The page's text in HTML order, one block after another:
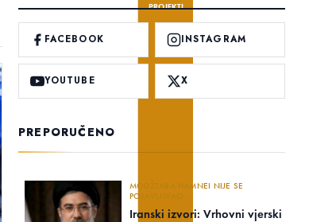
PROJEKTI
FACEBOOK INSTAGRAM
YOUTUBE X
PREPORUČENO
MODŽTABA HAMNEI NIJE SE
POJAVLJIVAO..
Iranski izvori: Vrhovni vjerski